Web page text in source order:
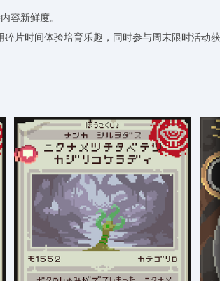
容新鲜度。
片时间体验培育乐趣，同时参与周末限时活动